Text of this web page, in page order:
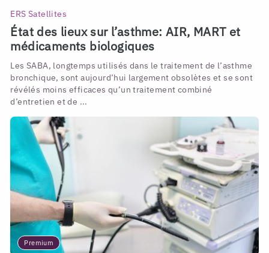
ERS Satellites
État des lieux sur l’asthme: AIR, MART et
médicaments biologiques
Les SABA, longtemps utilisés dans le traitement de l’asthme
bronchique, sont aujourd’hui largement obsolètes et se sont
révélés moins efficaces qu’un traitement combiné
d’entretien et de ...
Premium